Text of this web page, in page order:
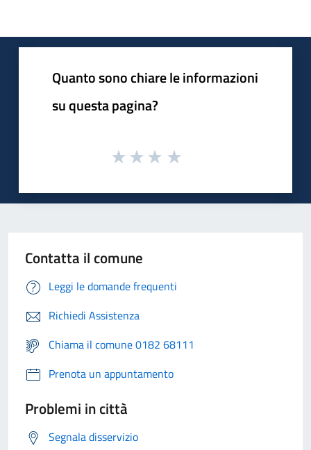
Quanto sono chiare le informazioni
su questa pagina?
Contatta il comune
Leggi le domande frequenti
Richiedi Assistenza
Chiama il comune 0182 68111
Prenota un appuntamento
Problemi in città
Segnala disservizio